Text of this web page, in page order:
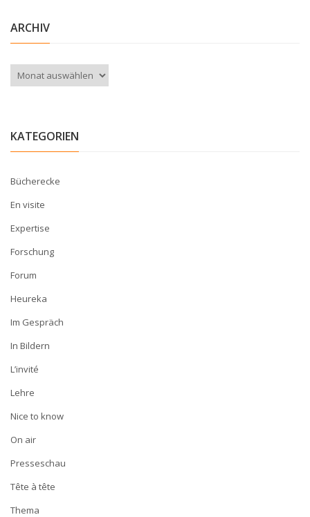
ARCHIV
Archiv
KATEGORIEN
Bücherecke
En visite
Expertise
Forschung
Forum
Heureka
Im Gespräch
In Bildern
L’invité
Lehre
Nice to know
On air
Presseschau
Tête à tête
Thema